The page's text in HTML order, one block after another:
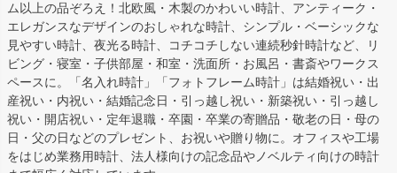
ム以上の品ぞろえ！北欧風・木製のかわいい時計、アンティーク・
エレガンスなデザインのおしゃれな時計、シンプル・ベーシックな
見やすい時計、夜光る時計、コチコチしない連続秒針時計など、リ
ビング・寝室・子供部屋・和室・洗面所・お風呂・書斎やワークス
ペースに。「名入れ時計」「フォトフレーム時計」は結婚祝い・出
産祝い・内祝い・結婚記念日・引っ越し祝い・新築祝い・引っ越し
祝い・開店祝い・定年退職・卒園・卒業の寄贈品・敬老の日・母の
日・父の日などのプレゼント、お祝いや贈り物に。オフィスや工場
をはじめ業務用時計、法人様向けの記念品やノベルティ向けの時計